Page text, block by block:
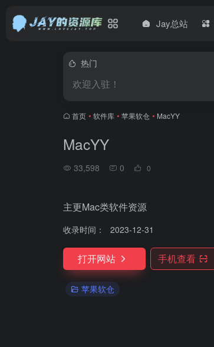
Jay总站
热门
欢迎入驻！
首页 • 软件库 • 苹果软仓 • MacYY
MacYY
33,598 0 0
主更Mac类软件资源
收录时间： 2023-12-31
打开网站 手机查看
苹果软仓